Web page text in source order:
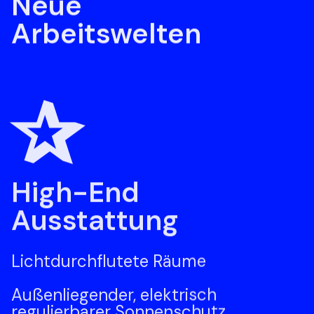
Arbeitswelten
✰
High-End
Ausstattung
Lichtdurchflutete Räume
Außenliegender, elektrisch